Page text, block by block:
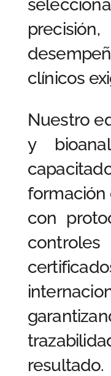
clínicos
Nuestro
y
formación
con
resultado.